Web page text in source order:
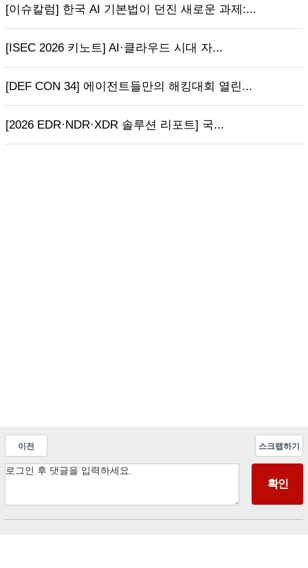
[이슈칼럼] 한국 AI 기본법이 던진 새로운 과제:...
[ISEC 2026 키노트] AI·클라우드 시대 자...
[DEF CON 34] 에이전트들만의 해킹대회 열린...
[2026 EDR·NDR·XDR 솔루션 리포트] 국...
이전 스크랩하기